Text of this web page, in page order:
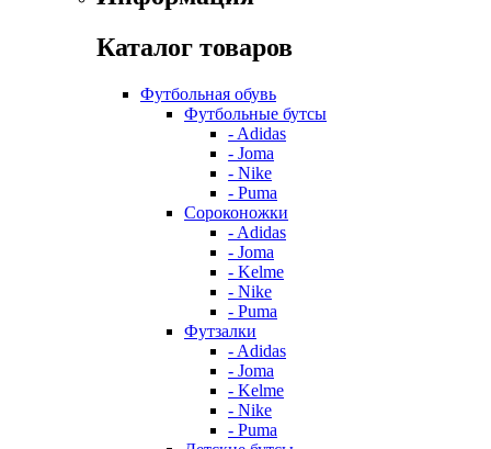
Каталог товаров
Футбольная обувь
Футбольные бутсы
- Adidas
- Joma
- Nike
- Puma
Сороконожки
- Adidas
- Joma
- Kelme
- Nike
- Puma
Футзалки
- Adidas
- Joma
- Kelme
- Nike
- Puma